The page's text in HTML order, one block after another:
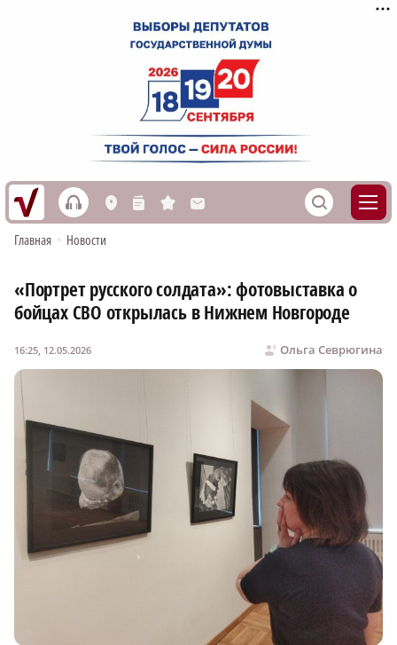
h L n s M S
Главная • Новости
«Портрет русского солдата»: фотовыставка о
бойцах СВО открылась в Нижнем Новгороде
Ольга Севрюгина
16:25, 12.05.2026